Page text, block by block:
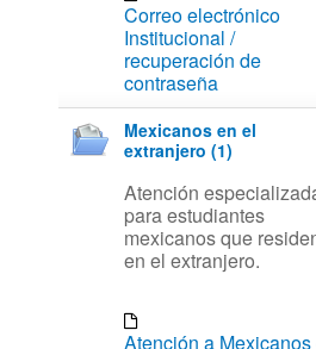
Correo electrónico
Institucional /
recuperación de
contraseña
Mexicanos en el
extranjero (1)
Atención
para estudiantes
mexicanos que
en el extranjero.
Atención a Mexicanos